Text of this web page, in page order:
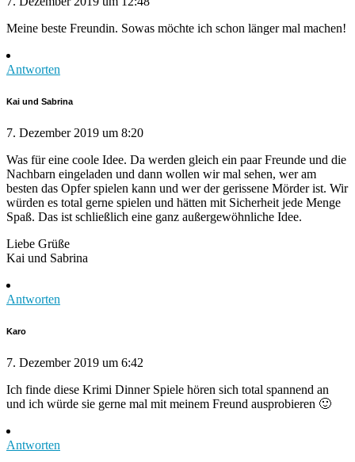
Meine beste Freundin. Sowas möchte ich schon länger mal machen!
Antworten
Kai und Sabrina
7. Dezember 2019 um 8:20
Was für eine coole Idee. Da werden gleich ein paar Freunde und die
Nachbarn eingeladen und dann wollen wir mal sehen, wer am
besten das Opfer spielen kann und wer der gerissene Mörder ist. Wir
würden es total gerne spielen und hätten mit Sicherheit jede Menge
Spaß. Das ist schließlich eine ganz außergewöhnliche Idee.
Liebe Grüße
Kai und Sabrina
Antworten
Karo
7. Dezember 2019 um 6:42
Ich finde diese Krimi Dinner Spiele hören sich total spannend an
und ich würde sie gerne mal mit meinem Freund ausprobieren 🙂
Antworten